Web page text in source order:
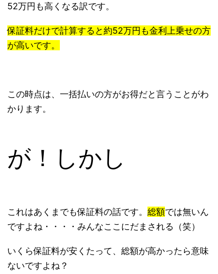
52万円も高くなる訳です。
保証料だけで計算すると約52万円も金利上乗せの方
が高いです。
この時点は、一括払いの方がお得だと言うことがわ
かります。
が！しかし
これはあくまでも保証料の話です。 総額では無いん
ですよね・・・・みんなここにだまされる（笑）
いくら保証料が安くたって、総額が高かったら意味
ないですよね？